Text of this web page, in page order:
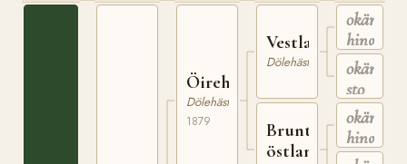
Öirehingsten
Dölehäst
1879
Vestlandshingst
Dölehäst
Brunt
östlandssto
okänd
hingst
okänt
sto
okänd
hingst